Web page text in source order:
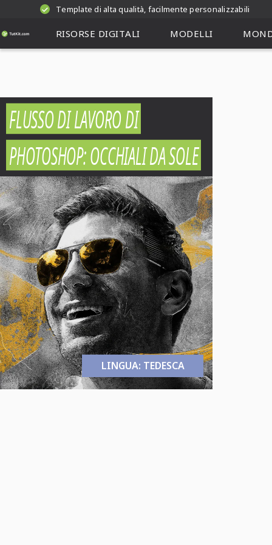
Template di alta qualità, facilmente personalizzabili
RISORSE DIGITALI MODELLI
FLUSSO DI LAVORO DI
PHOTOSHOP: OCCHIALI DA SOLE
LINGUA: TEDESCA